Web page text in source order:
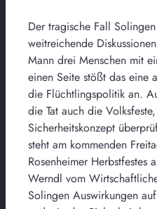
Der tragische Fall
weitreichende
Mann drei Menschen mit
einen Seite stößt das eine
die Flüchtlingspolitik an.
die Tat auch die
Sicherheitskonzept
steht am kommenden
Rosenheimer
Werndl vom
Solingen Auswirkungen